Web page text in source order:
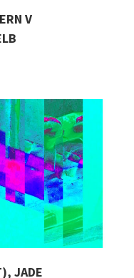
V
JADE